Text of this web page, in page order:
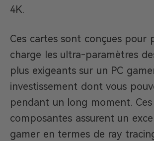
4K.
Ces cartes sont conçues pour
charge les ultra-paramètres
plus exigeants sur un PC
investissement dont vous
pendant un long moment. Ces
composantes assurent un
gamer en termes de ray